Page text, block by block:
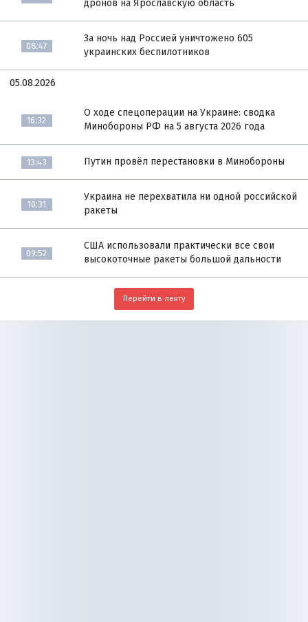
дронов на Ярославскую область
08:47
За ночь над Россией уничтожено 605
украинских беспилотников
05.08.2026
16:32
О ходе спецоперации на Украине: сводка
Минобороны РФ на 5 августа 2026 года
13:43 Путин провёл перестановки в Минобороны
10:31
Украина не перехватила ни одной российской
ракеты
09:52
США использовали практически все свои
высокоточные ракеты большой дальности
Перейти в ленту